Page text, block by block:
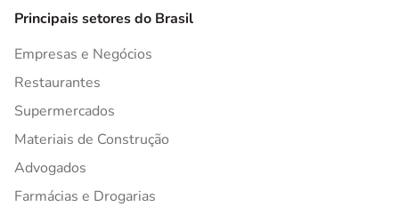
Principais setores do Brasil
Empresas e Negócios
Restaurantes
Supermercados
Materiais de Construção
Advogados
Farmácias e Drogarias